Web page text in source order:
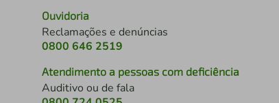
Ouvidoria
Reclamações e denúncias
0800 646 2519
Atendimento a pessoas com deficiência
Auditivo ou de fala